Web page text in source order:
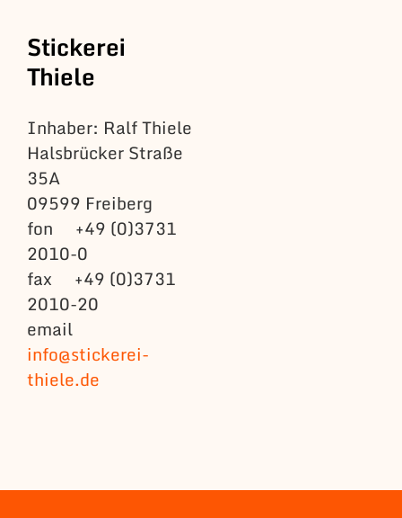
Stickerei
Thiele
Inhaber: Ralf Thiele
Halsbrücker Straße
35A
09599 Freiberg
fon +49 (0)3731
2010-0
fax +49 (0)3731
2010-20
email
info@stickerei-
thiele.de